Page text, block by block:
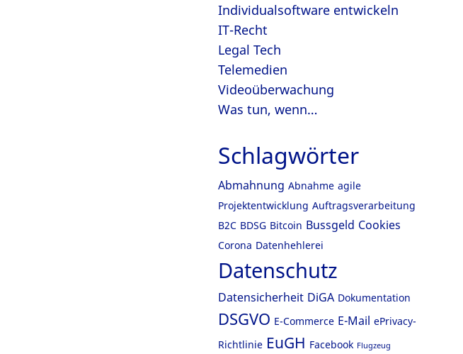
Individualsoftware entwickeln
IT-Recht
Legal Tech
Telemedien
Videoüberwachung
Was tun, wenn…
Schlagwörter
Abmahnung Abnahme agile
Projektentwicklung Auftragsverarbeitung
B2C BDSG Bitcoin Bussgeld Cookies
Corona Datenhehlerei
Datenschutz
Datensicherheit DiGA Dokumentation
DSGVO E-Commerce E-Mail ePrivacy-
Richtlinie EuGH Facebook Flugzeug